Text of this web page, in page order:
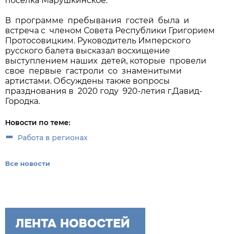
В программе пребывания гостей была и
встреча с членом Совета Республики Григорием
Протосовицким. Руководитель Имперского
русского балета высказал восхищение
выступлением наших детей, которые провели
свое первые гастроли со знаменитыми
артистами. Обсуждены также вопросы
празднования в 2020 году 920-летия г.Давид-
Городка.
Новости по теме:
Работа в регионах
Все новости
ЛЕНТА НОВОСТЕЙ